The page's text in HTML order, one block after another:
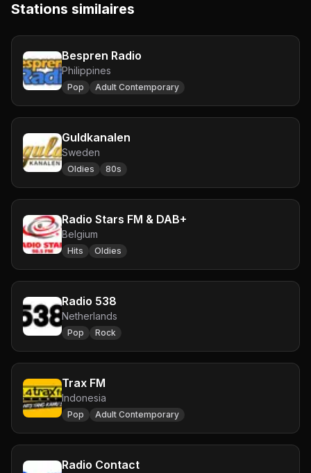
Stations similaires
Bespren Radio
Philippines
Pop Adult Contemporary
Guldkanalen
Sweden
Oldies 80s
Radio Stars FM & DAB+
Belgium
Hits Oldies
Radio 538
Netherlands
Pop Rock
Trax FM
Indonesia
Pop Adult Contemporary
Radio Contact